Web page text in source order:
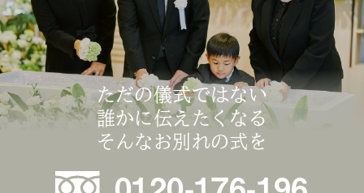
ただの儀式ではない
誰かに伝えたくなる
そんなお別れの式を